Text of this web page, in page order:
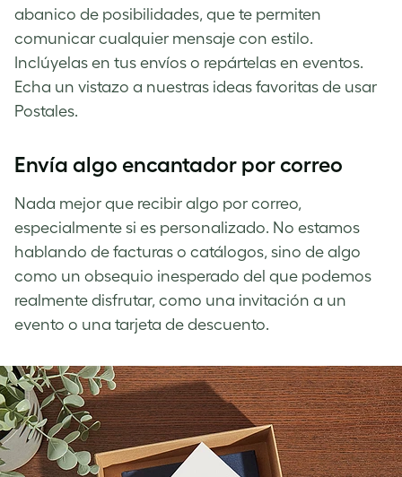
abanico de posibilidades, que te permiten
comunicar cualquier mensaje con estilo.
Inclúyelas en tus envíos o repártelas en eventos.
Echa un vistazo a nuestras ideas favoritas de usar
Postales.
Envía algo encantador por correo
Nada mejor que recibir algo por correo,
especialmente si es personalizado. No estamos
hablando de facturas o catálogos, sino de algo
como un obsequio inesperado del que podemos
realmente disfrutar, como una invitación a un
evento o una tarjeta de descuento.